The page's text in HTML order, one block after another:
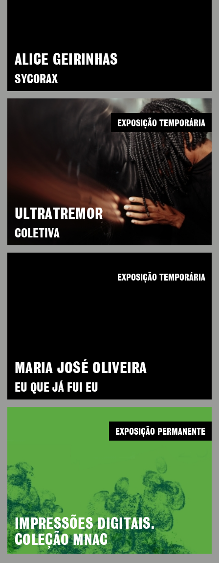
ALICE GEIRINHAS
SYCORAX
ULTRATREMOR
COLETIVA
EXPOSIÇÃO TEMPORÁRIA
MARIA JOSÉ OLIVEIRA
EU QUE JÁ FUI EU
EXPOSIÇÃO TEMPORÁRIA
IMPRESSÕES DIGITAIS.
COLEÇÃO MNAC
EXPOSIÇÃO PERMANENTE